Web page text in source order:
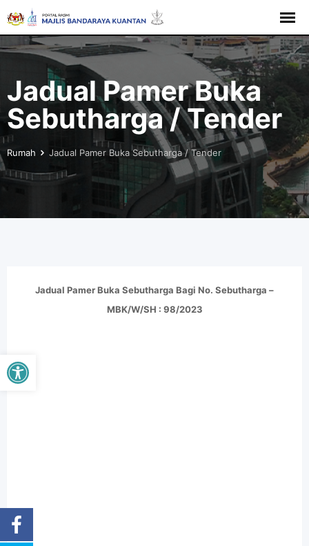
Buka bar alat
Langkau
kandungan
Jadual Pamer Buka
Sebutharga / Tender
Rumah Jadual Pamer Buka Sebutharga / Tender
Jadual Pamer Buka Sebutharga Bagi No. Sebutharga –
MBK/W/SH : 98/2023